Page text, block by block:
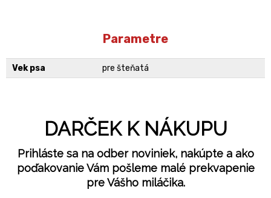
Parametre
Vek psa pre šteňatá
DARČEK K NÁKUPU
Prihláste sa na odber noviniek, nakúpte a ako
poďakovanie Vám pošleme malé prekvapenie
pre Vášho miláčika.